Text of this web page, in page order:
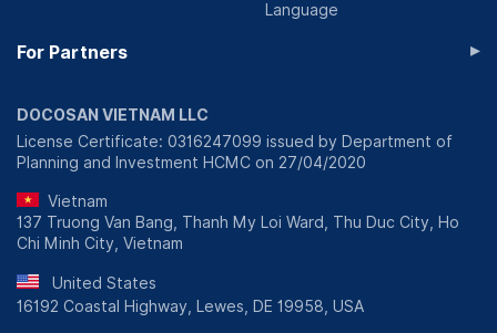
Language
For Partners ▸
DOCOSAN VIETNAM LLC
License Certificate: 0316247099 issued by Department of
Planning and Investment HCMC on 27/04/2020
Vietnam
137 Truong Van Bang, Thanh My Loi Ward, Thu Duc City, Ho
Chi Minh City, Vietnam
United States
16192 Coastal Highway, Lewes, DE 19958, USA